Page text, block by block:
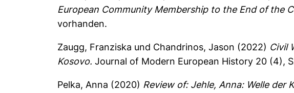
European Community Membership to the End of the
vorhanden.
Zaugg, Franziska und Chandrinos, Jason (2022) Civil
Kosovo. Journal of Modern European History 20 (4),
Pelka, Anna (2020) Review of: Jehle, Anna: Welle der